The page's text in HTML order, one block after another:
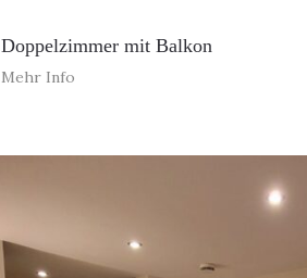
Doppelzimmer mit Balkon
Mehr Info